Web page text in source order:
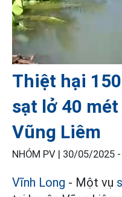
Thiệt hại
sạt lở 40
Vũng Liêm
NHÓM PV | 30/05/2025 -
Vĩnh Long - Một vụ